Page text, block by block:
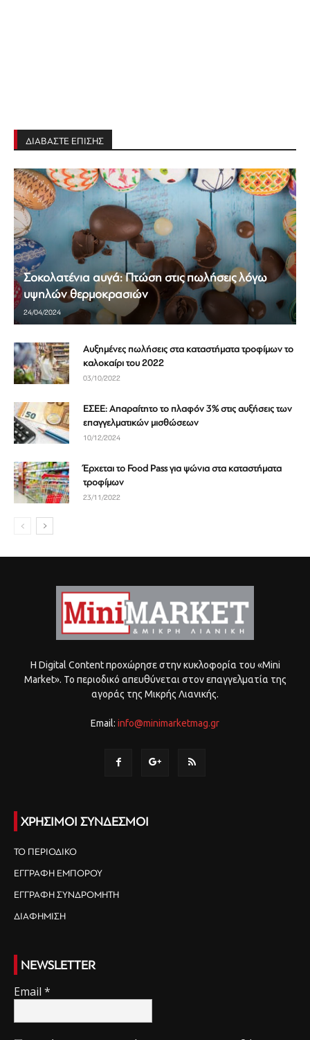
ΔΙΑΒΑΣΤΕ ΕΠΙΣΗΣ
Σοκολατένια αυγά: Πτώση στις πωλήσεις λόγω
υψηλών θερμοκρασιών
24/04/2024
Αυξημένες πωλήσεις στα καταστήματα τροφίμων το
καλοκαίρι του 2022
03/10/2022
ΕΣΕΕ: Απαραίτητο το πλαφόν 3% στις αυξήσεις των
επαγγελματικών μισθώσεων
10/12/2024
Έρχεται το Food Pass για ψώνια στα καταστήματα
τροφίμων
23/11/2022
Η Digital Content προχώρησε στην κυκλοφορία του «Mini
Market». Το περιοδικό απευθύνεται στον επαγγελματία της
αγοράς της Μικρής Λιανικής.
Email: info@minimarketmag.gr
ΧΡΗΣΙΜΟΙ ΣΥΝΔΕΣΜΟΙ
ΤΟ ΠΕΡΙΟΔΙΚΟ
ΕΓΓΡΑΦΗ ΕΜΠΟΡΟΥ
ΕΓΓΡΑΦΗ ΣΥΝΔΡΟΜΗΤΗ
ΔΙΑΦΗΜΙΣΗ
NEWSLETTER
Email *